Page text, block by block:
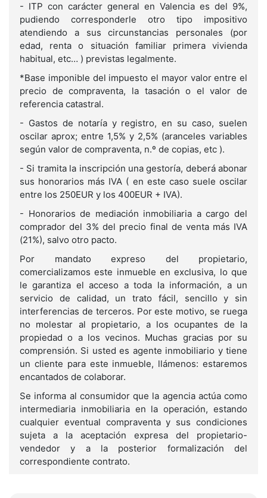
- ITP con carácter general en Valencia es del 9%,
pudiendo corresponderle otro tipo impositivo
atendiendo a sus circunstancias personales (por
edad, renta o situación familiar primera vivienda
habitual, etc… ) previstas legalmente.
*Base imponible del impuesto el mayor valor entre el
precio de compraventa, la tasación o el valor de
referencia catastral.
- Gastos de notaría y registro, en su caso, suelen
oscilar aprox; entre 1,5% y 2,5% (aranceles variables
según valor de compraventa, n.º de copias, etc ).
- Si tramita la inscripción una gestoría, deberá abonar
sus honorarios más IVA ( en este caso suele oscilar
entre los 250EUR y los 400EUR + IVA).
- Honorarios de mediación inmobiliaria a cargo del
comprador del 3% del precio final de venta más IVA
(21%), salvo otro pacto.
Por mandato expreso del propietario,
comercializamos este inmueble en exclusiva, lo que
le garantiza el acceso a toda la información, a un
servicio de calidad, un trato fácil, sencillo y sin
interferencias de terceros. Por este motivo, se ruega
no molestar al propietario, a los ocupantes de la
propiedad o a los vecinos. Muchas gracias por su
comprensión. Si usted es agente inmobiliario y tiene
un cliente para este inmueble, llámenos: estaremos
encantados de colaborar.
Se informa al consumidor que la agencia actúa como
intermediaria inmobiliaria en la operación, estando
cualquier eventual compraventa y sus condiciones
sujeta a la aceptación expresa del propietario-
vendedor y a la posterior formalización del
correspondiente contrato.